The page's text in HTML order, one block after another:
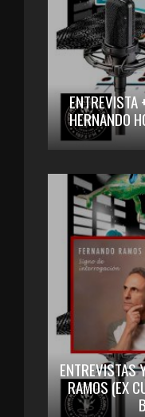
ENTREVISTA
HERNANDO
ENTREVISTAS
RAMOS (EX